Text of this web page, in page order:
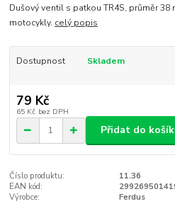
Dušový ventil s patkou TR4S, průměr 38
motocykly. celý popis
Dostupnost Skladem
79 Kč
65 Kč bez DPH
Přidat do
Číslo produktu:
11.36
EAN kód:
Výrobce:
Ferdus